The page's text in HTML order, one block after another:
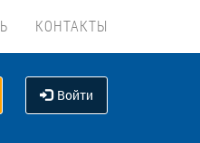
КОНТАКТЫ
Войти